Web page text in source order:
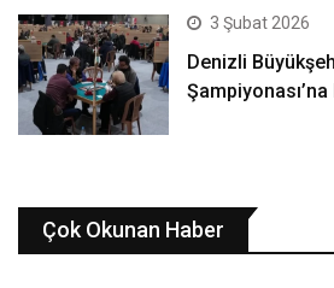
3 Şubat 2026
Denizli
Şampiyonası’na
Çok Okunan Haber